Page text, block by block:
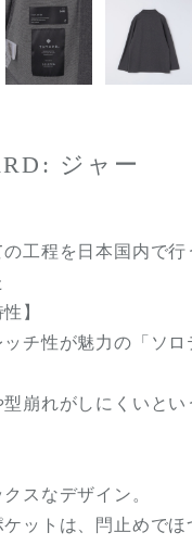
ジャー
工程を日本国内で行
】
チ性が魅力の「ソロ
崩れがしにくいとい
スなデザイン。
ットは、閂止めでほ